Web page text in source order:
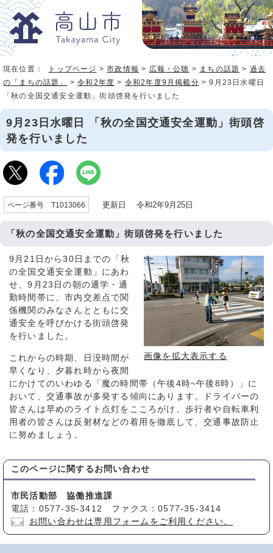
現在位置： トップページ >市政情報 > 広報・公聴 > まちの話題 > 過去
の「まちの話題」
>令和2年度 > 令和2年度9月掲載分 > 9月23日水曜日
「秋の全国交通安全運動」街頭啓発を行いました
9月23日水曜日 「秋の全国交通安全運動」街頭啓
発を行いました
ページ番号 T1013066 更新日 令和2年9月25日
「秋の全国交通安全運動」街頭啓発を行いました
画像を拡大表示する
9月21日から30日までの「秋
の全国交通安全運動」にあわ
せ、9月23日の朝の通学・通
勤時間帯に、市内交差点で関
係機関のみなさんとともに交
通安全を呼びかける街頭啓発
を行いました。
これからの時期、日没時間が
早くなり、夕暮れ時から夜間
にかけてのいわゆる「魔の時間帯（午後4時~午後8時）」に
おいて、交通事故が多発する傾向にあります。ドライバーの
皆さんは早めのライト点灯をこころがけ、歩行者や自転車利
用者の皆さんは反射材などの着用を徹底して、交通事故防止
に努めましょう。
このページに関する お問い合わせ
市民活動部 協働推進課
電話：0577-35-3412 ファクス：0577-35-3414
お問い合わせは専用フォームをご利用ください。